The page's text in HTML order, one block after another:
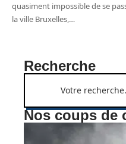
quasiment impossible de se
la ville Bruxelles,…
Recherche
Nos coups de